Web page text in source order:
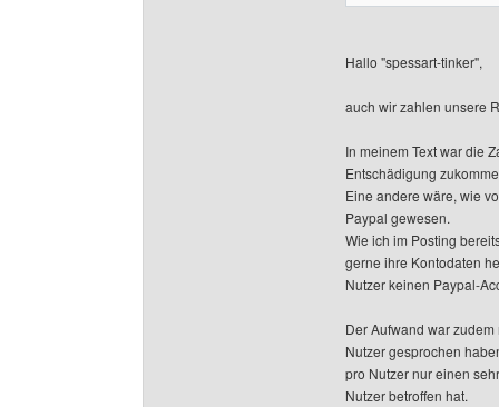
Hallo "spessart-tinker",
auch wir zahlen unsere
In meinem Text war die
Entschädigung
Eine andere wäre, wie
Paypal gewesen.
Wie ich im Posting
gerne ihre Kontodaten
Nutzer keinen Paypal-
Der Aufwand war
Nutzer gesprochen
pro Nutzer nur einen
Nutzer betroffen hat.